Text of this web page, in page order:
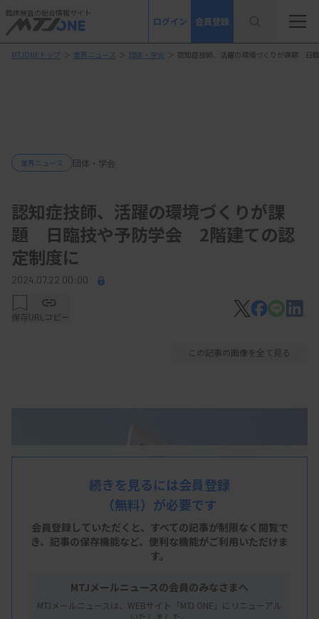
臨床検査の総合情報サイト
ログイン 会員登録
MTJONEトップ ＞ 業界ニュース ＞ 団体・学会 ＞ 認知症技師、活躍の環境づくりが課題 日
業界ニュース 団体・学会
認知症技師、活躍の環境づくりが課
題 日臨技や予防学会 2階建ての認
定制度に
2024.07.22 00:00
保存URLコピー
この記事の画像を全て見る
続きを見るには会員登録
（無料）が必要です
会員登録していただくと、すべての記事が制限なく閲覧で
き、 記事の保存機能など、便利な機能がご利用いただけま
す。
MTJメールニュースの会員のみなさまへ
MTJメールニュースは、WEBサイト「MTJ ONE」にリニューアル
いたしました。